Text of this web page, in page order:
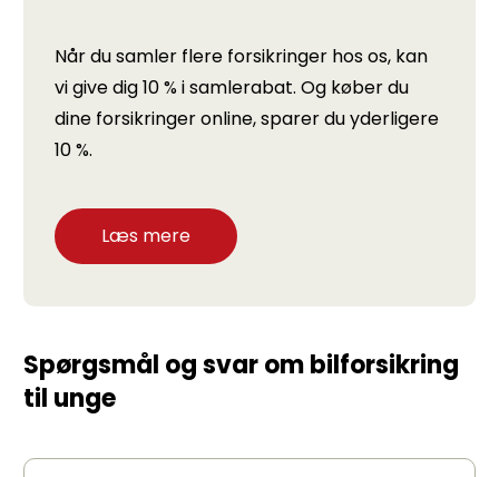
Når du samler flere forsikringer hos os, kan
vi give dig 10 % i samlerabat. Og køber du
dine forsikringer online, sparer du yderligere
10 %.
Læs mere
Spørgsmål og svar om bilforsikring
til unge